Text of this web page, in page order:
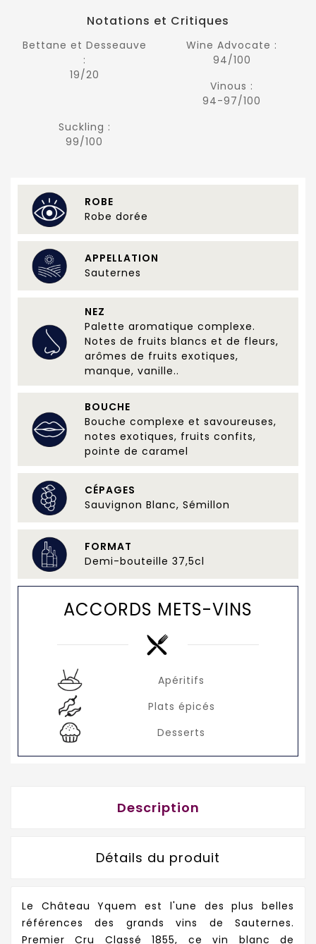
Notations et Critiques
Bettane et Desseauve
:
19/20
Wine Advocate :
94/100
Vinous :
94-97/100
Suckling :
99/100
ROBE
Robe dorée
APPELLATION
Sauternes
NEZ
Palette aromatique complexe.
Notes de fruits blancs et de fleurs,
arômes de fruits exotiques,
manque, vanille..
BOUCHE
Bouche complexe et savoureuses,
notes exotiques, fruits confits,
pointe de caramel
CÉPAGES
Sauvignon Blanc, Sémillon
FORMAT
Demi-bouteille 37,5cl
ACCORDS METS-VINS
Apéritifs
Plats épicés
Desserts
Description
Détails du produit
Le Château Yquem est l'une des plus belles
références des grands vins de Sauternes.
Premier Cru Classé 1855, ce vin blanc de